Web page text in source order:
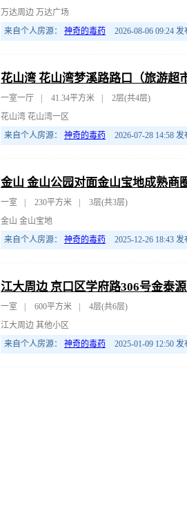
万达周边 万达广场
来自个人房源： 神奇的毒药 2026-08-06 09:24 发
花山湾 花山湾梦溪路路口（旅游超
一室一厅 41.34平方米
2层(共4层)
花山湾 花山湾一区
来自个人房源： 神奇的毒药 2026-07-28 14:58 发
金山 金山公园对面金山宝地成熟商
一室 230平方米
3层(共3层)
金山 金山宝地
来自个人房源： 神奇的毒药 2025-12-26 18:43 发
江大周边 京口区学府路306号金泰
一室 600平方米
4层(共6层)
江大周边 其他小区
来自个人房源： 神奇的毒药 2025-01-09 12:50 发